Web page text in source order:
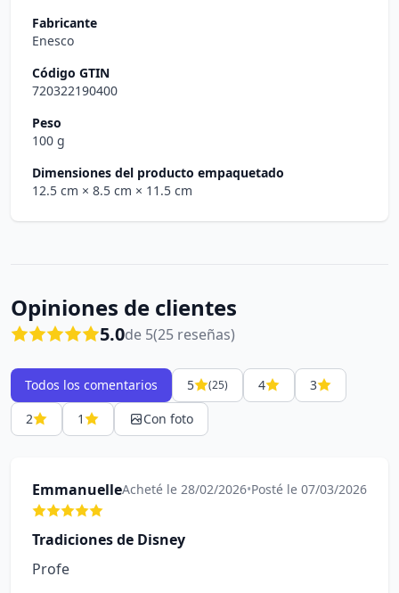
Fabricante
Enesco
Código GTIN
720322190400
Peso
100 g
Dimensiones del producto empaquetado
12.5 cm × 8.5 cm × 11.5 cm
Opiniones de clientes
5.0de 5(25 reseñas)
Todos los comentarios 5 (25) 4
3
2
1 Con foto
EmmanuelleAcheté le 28/02/2026•Posté le 07/03/2026
Tradiciones de Disney
Profe